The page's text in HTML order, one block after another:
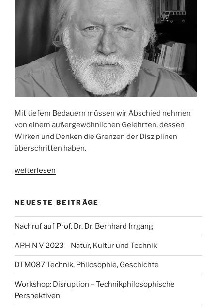
Mit tiefem Bedauern müssen wir Abschied nehmen
von einem außergewöhnlichen Gelehrten, dessen
Wirken und Denken die Grenzen der Disziplinen
überschritten haben.
„Nachruf
Dr.
Dr.
Bernhard
weiterlesen
NEUESTE BEITRÄGE
Nachruf auf Prof. Dr. Dr. Bernhard Irrgang
APHIN V 2023 – Natur, Kultur und Technik
DTM087 Technik, Philosophie, Geschichte
Workshop: Disruption – Technikphilosophische
Perspektiven